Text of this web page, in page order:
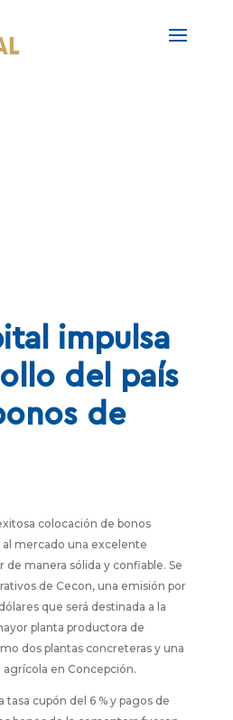
impulsa
del país
de
colocación de bonos
mercado una excelente
manera sólida y confiable. Se
de Cecon, una emisión por
que será destinada a la
planta productora de
dos plantas concreteras y una
en Concepción.
tasa cupón del 6 % y pagos de